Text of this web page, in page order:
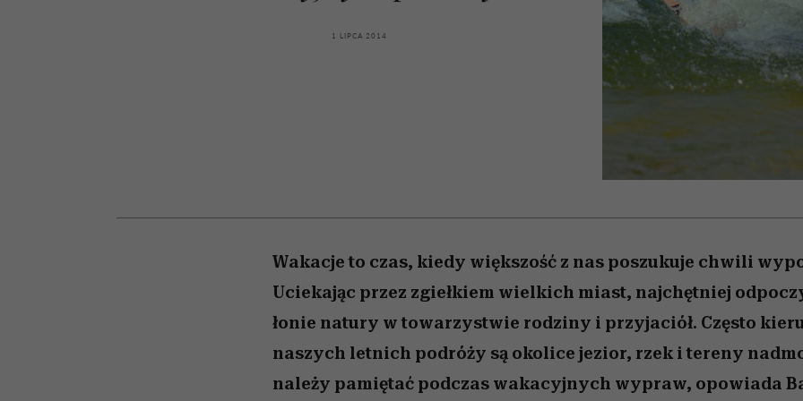
1 LIPCA 2014
Wakacje to czas, kiedy większość z nas poszukuje chwili
Uciekając przez zgiełkiem wielkich miast, najchętniej
łonie natury w towarzystwie rodziny i przyjaciół. Często
naszych letnich podróży są okolice jezior, rzek i tereny
należy pamiętać podczas wakacyjnych wypraw, opowiada